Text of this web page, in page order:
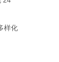
样化